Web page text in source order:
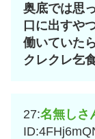
奥底では思
口に出すや
働いていた
クレクレ乞
27:名無しさ